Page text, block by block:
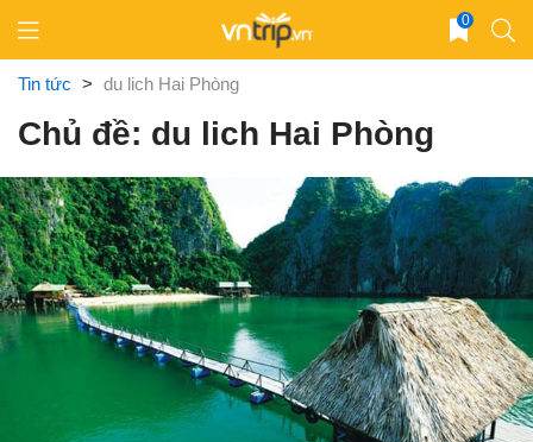
content
0
Tin tức > du lich Hai Phòng
Chủ đề: du lich Hai Phòng